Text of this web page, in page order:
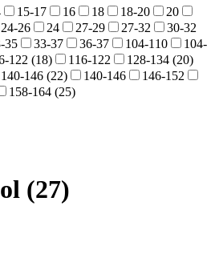
15-17 16 18 18-20
20
24-26 24 27-29 27-32
30-32
35 33-37 36-37 104-110
104-
122 (18) 116-122
128-134 (20)
140-146 (22) 140-146
146-152
158-164 (25)
(27)